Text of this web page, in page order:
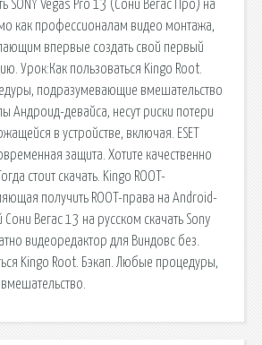
SONY Vegas Pro 13 (Сони Вегас Про) на
как профессионалам видео монтажа,
впервые создать свой первый
Урок:Как пользоваться Kingo Root.
подразумевающие вмешательство
Андроид-девайса, несут риски потери
в устройстве, включая. ESET
защита. Хотите качественно
стоит скачать. Kingo ROOT-
получить ROOT-права на Android-
Вегас 13 на русском скачать Sony
видеоредактор для Виндовс без.
Kingo Root. Бэкап. Любые процедуры,